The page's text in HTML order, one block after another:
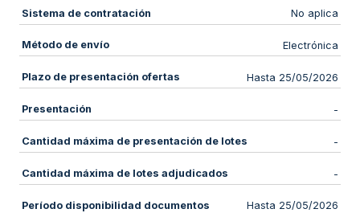
Sistema de contratación No aplica
Método de envío Electrónica
Plazo de presentación ofertas Hasta 25/05/2026
Presentación -
Cantidad máxima de presentación de lotes -
Cantidad máxima de lotes adjudicados -
Período disponibilidad documentos Hasta 25/05/2026